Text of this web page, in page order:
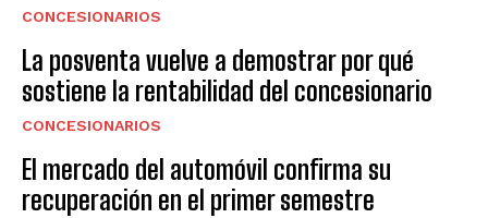
CONCESIONARIOS
La posventa vuelve a demostrar por qué
sostiene la rentabilidad del concesionario
CONCESIONARIOS
El mercado del automóvil confirma su
recuperación en el primer semestre